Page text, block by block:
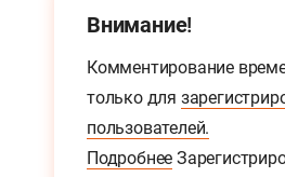
Внимание!
Комментирование
только для
пользователей.
Подробнее